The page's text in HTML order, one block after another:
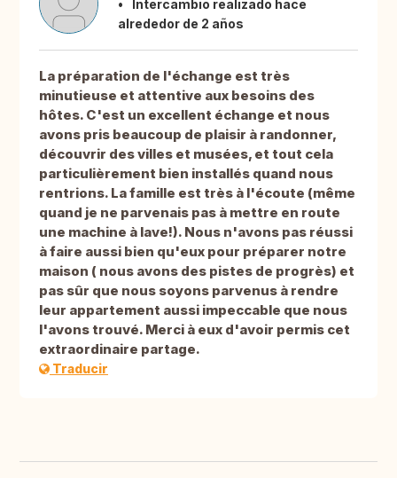
Intercambio realizado hace
alrededor de 2 años
La préparation de l'échange est très
minutieuse et attentive aux besoins des
hôtes. C'est un excellent échange et nous
avons pris beaucoup de plaisir à randonner,
découvrir des villes et musées, et tout cela
particulièrement bien installés quand nous
rentrions. La famille est très à l'écoute (même
quand je ne parvenais pas à mettre en route
une machine à lave!). Nous n'avons pas réussi
à faire aussi bien qu'eux pour préparer notre
maison ( nous avons des pistes de progrès) et
pas sûr que nous soyons parvenus à rendre
leur appartement aussi impeccable que nous
l'avons trouvé. Merci à eux d'avoir permis cet
extraordinaire partage.
Traducir